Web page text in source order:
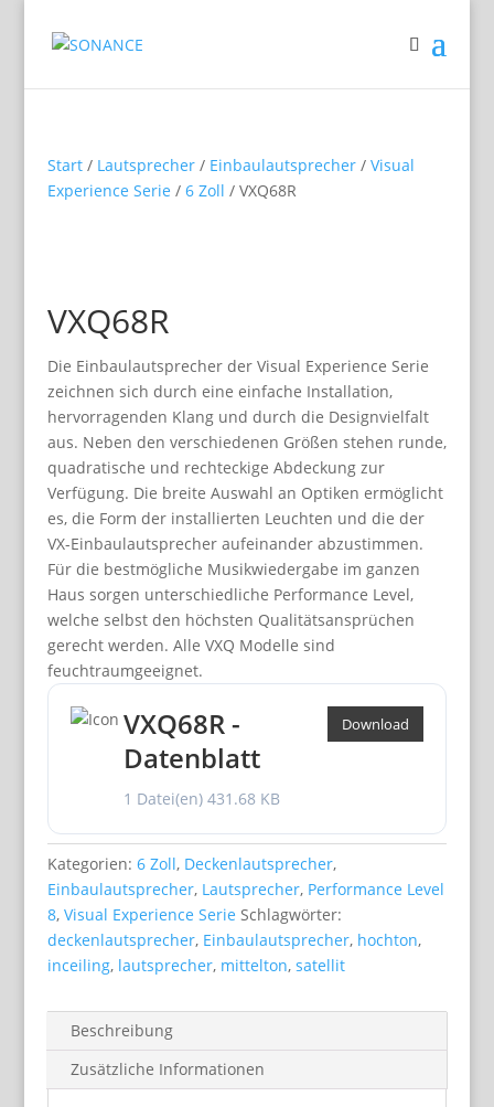
Start/ Lautsprecher/ Einbaulautsprecher/ Visual
Experience Serie / 6 Zoll / VXQ68R
VXQ68R
Die Einbaulautsprecher der Visual Experience Serie
zeichnen sich durch eine einfache Installation,
hervorragenden Klang und durch die Designvielfalt
aus. Neben den verschiedenen Größen stehen runde,
quadratische und rechteckige Abdeckung zur
Verfügung. Die breite Auswahl an Optiken ermöglicht
es, die Form der installierten Leuchten und die der
VX-Einbaulautsprecher aufeinander abzustimmen.
Für die bestmögliche Musikwiedergabe im ganzen
Haus sorgen unterschiedliche Performance Level,
welche selbst den höchsten Qualitätsansprüchen
gerecht werden. Alle VXQ Modelle sind
feuchtraumgeeignet.
VXQ68R -
Datenblatt
1 Datei(en) 431.68 KB
Download
Kategorien: 6 Zoll, Deckenlautsprecher,
Einbaulautsprecher, Lautsprecher, Performance Level
8, Visual Experience Serie Schlagwörter:
deckenlautsprecher, Einbaulautsprecher, hochton,
inceiling, lautsprecher, mittelton, satellit
Beschreibung
Zusätzliche Informationen